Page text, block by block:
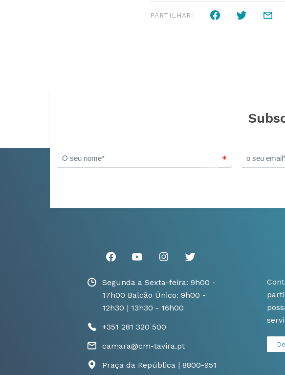
PARTILHAR:
Segunda a Sexta-feira: 9h00 -
17h00 Balcão Único: 9h00 -
12h30 | 13h30 - 16h00
+351 281 320 500
camara@cm-tavira.pt
Praça da República | 8800-951